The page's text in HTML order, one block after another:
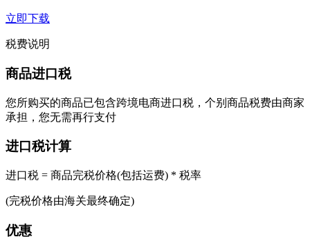
立即下载
税费说明
商品进口税
您所购买的商品已包含跨境电商进口税，个别商品税费由商家
承担，您无需再行支付
进口税计算
进口税 = 商品完税价格(包括运费) * 税率
(完税价格由海关最终确定)
优惠